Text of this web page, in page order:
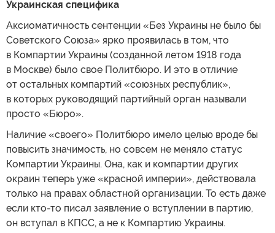
Украинская специфика
Аксиоматичность сентенции «Без Украины не было бы
Советского Союза» ярко проявилась в том, что
в Компартии Украины (созданной летом 1918 года
в Москве) было свое Политбюро. И это в отличие
от остальных компартий «союзных республик»,
в которых руководящий партийный орган называли
просто «Бюро».
Наличие «своего» Политбюро имело целью вроде бы
повысить значимость, но совсем не меняло статус
Компартии Украины. Она, как и компартии других
окраин теперь уже «красной империи», действовала
только на правах областной организации. То есть даже
если кто-то писал заявление о вступлении в партию,
он вступал в КПСС, а не к Компартию Украины.